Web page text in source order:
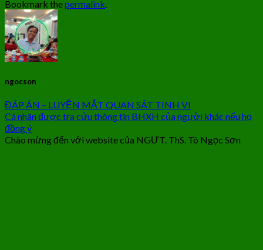
Bookmark thepermalink.
ngocson
ĐÁP ÁN – LUYỆN MẮT QUAN SÁT TINH VI
Cá nhân được tra cứu thông tin BHXH của người khác nếu họ
đồng ý
Chào mừng đến với website của NGƯT. ThS. Tô Ngọc Sơn